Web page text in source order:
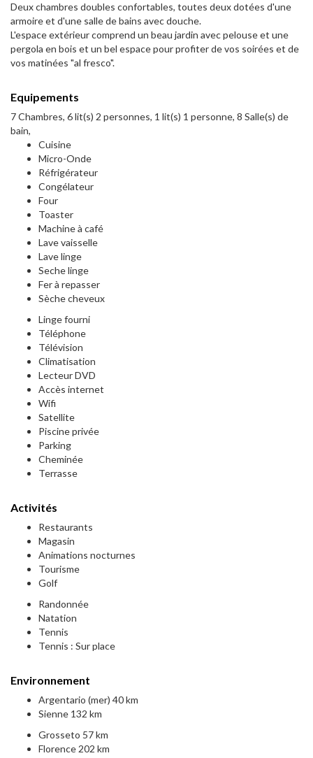
Deux chambres doubles confortables, toutes deux dotées d'une
armoire et d'une salle de bains avec douche.
L'espace extérieur comprend un beau jardin avec pelouse et une
pergola en bois et un bel espace pour profiter de vos soirées et de
vos matinées "al fresco".
Equipements
7 Chambres, 6 lit(s) 2 personnes, 1 lit(s) 1 personne, 8 Salle(s) de
bain,
Cuisine
Micro-Onde
Réfrigérateur
Congélateur
Four
Toaster
Machine à café
Lave vaisselle
Lave linge
Seche linge
Fer à repasser
Sèche cheveux
Linge fourni
Téléphone
Télévision
Climatisation
Lecteur DVD
Accès internet
Wifi
Satellite
Piscine privée
Parking
Cheminée
Terrasse
Activités
Restaurants
Magasin
Animations nocturnes
Tourisme
Golf
Randonnée
Natation
Tennis
Tennis : Sur place
Environnement
Argentario (mer) 40 km
Sienne 132 km
Grosseto 57 km
Florence 202 km